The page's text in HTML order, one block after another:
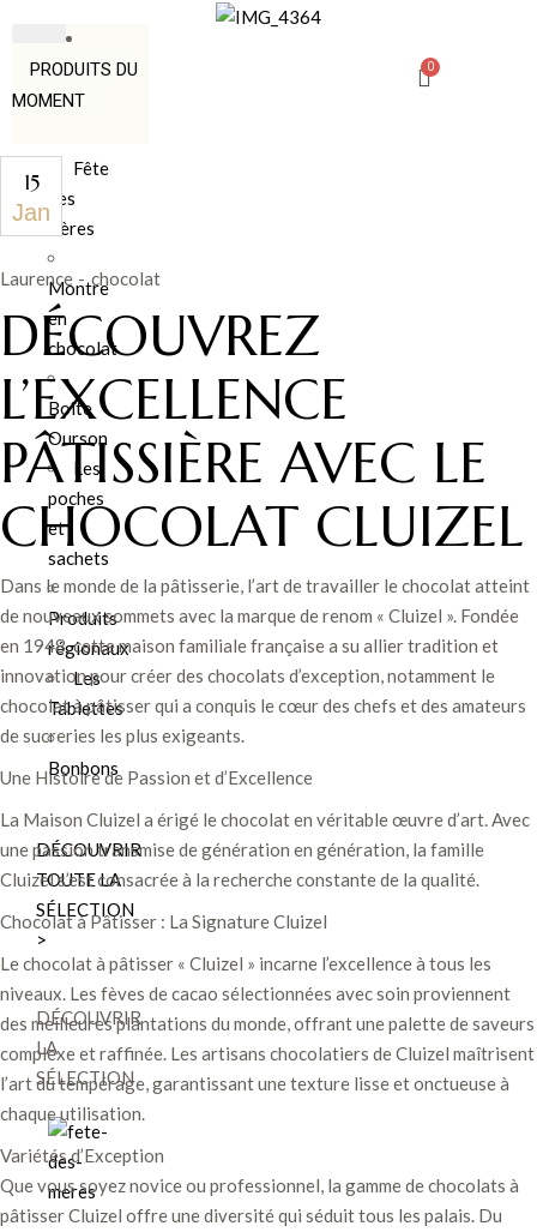
PRODUITS DU
MOMENT
Fête
des
Pères
Montre
en
chocolat
Boîte
Ourson
Les
poches
et
sachets
Produits
régionaux
Les
Tablettes
Bonbons
DÉCOUVRIR
TOUTE LA
SÉLECTION
>
DÉCOUVRIR
LA
SÉLECTION
15
Jan
Laurence chocolat
DÉCOUVREZ
L’EXCELLENCE
PÂTISSIÈRE AVEC LE
CHOCOLAT CLUIZEL
Dans le monde de la pâtisserie, l’art de travailler le chocolat atteint
de nouveaux sommets avec la marque de renom « Cluizel ». Fondée
en 1948, cette maison familiale française a su allier tradition et
innovation pour créer des chocolats d’exception, notamment le
chocolat à pâtisser qui a conquis le cœur des chefs et des amateurs
de sucreries les plus exigeants.
Une Histoire de Passion et d’Excellence
La Maison Cluizel a érigé le chocolat en véritable œuvre d’art. Avec
une passion transmise de génération en génération, la famille
Cluizel s’est consacrée à la recherche constante de la qualité.
Chocolat à Pâtisser : La Signature Cluizel
Le chocolat à pâtisser « Cluizel » incarne l’excellence à tous les
niveaux. Les fèves de cacao sélectionnées avec soin proviennent
des meilleures plantations du monde, offrant une palette de saveurs
complexe et raffinée. Les artisans chocolatiers de Cluizel maîtrisent
l’art du tempérage, garantissant une texture lisse et onctueuse à
chaque utilisation.
Variétés d’Exception
Que vous soyez novice ou professionnel, la gamme de chocolats à
pâtisser Cluizel offre une diversité qui séduit tous les palais. Du